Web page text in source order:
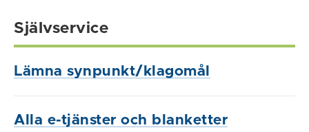
Självservice
Lämna synpunkt/klagomål
Alla e-tjänster och blanketter